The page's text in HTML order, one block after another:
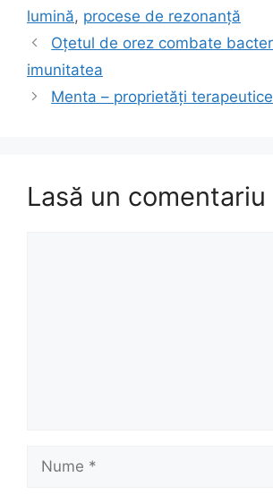
lumină, procese de rezonanță
Oțetul de orez combate
imunitatea
Menta – proprietăți terapeutice
Lasă un comentariu
Nume